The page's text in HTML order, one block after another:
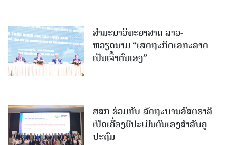
ສຳມະນາວິທະຍາສາດ ລາວ-
ຫວຽດນາມ “ເສດຖະກິດເອກະລາດ
ເປັນເຈົ້າຕົນເອງ”
ສສກ ຮ່ວມກັບ ລັດຖະບານອົສຕຣາລີ
ເປີດເຄື່ອງມືປະເມີນຕົນເອງສຳລັບຄູ
ປະຖົມ